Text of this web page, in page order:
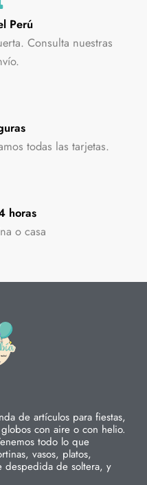
Perú
Consulta nuestras
todas las tarjetas.
horas
o casa
de artículos para fiestas,
con aire o con helio.
todo lo que
vasos, platos,
despedida de soltera, y